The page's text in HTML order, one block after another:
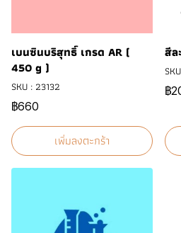
เบนซินบริสุทธิ์ เกรด AR (
450 g )
SKU : 23132
฿660
เพิ่มลงตะกร้า
สีล
฿